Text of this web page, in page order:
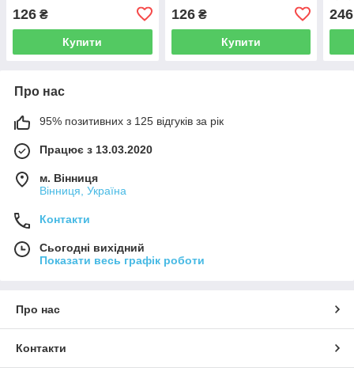
126 ₴
Купити
126₴
Купити
246
Про нас
95% позитивних з 125 відгуків за рік
Працює з 13.03.2020
м. Вінниця
Вінниця, Україна
Контакти
Сьогодні вихідний
Показати весь графік роботи
Про нас
Контакти